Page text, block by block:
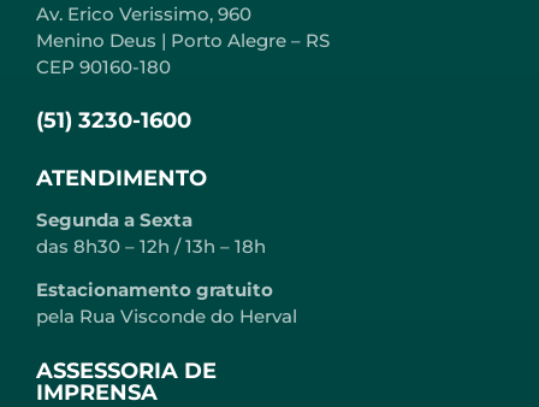
Av. Erico Verissimo, 960
Menino Deus | Porto Alegre – RS
CEP 90160-180
(51) 3230-1600
ATENDIMENTO
Segunda a Sexta
das 8h30 – 12h / 13h – 18h
Estacionamento gratuito
pela Rua Visconde do Herval
ASSESSORIA DE
IMPRENSA